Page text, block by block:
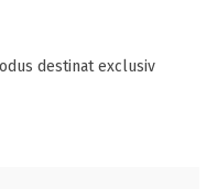
destinat exclusiv